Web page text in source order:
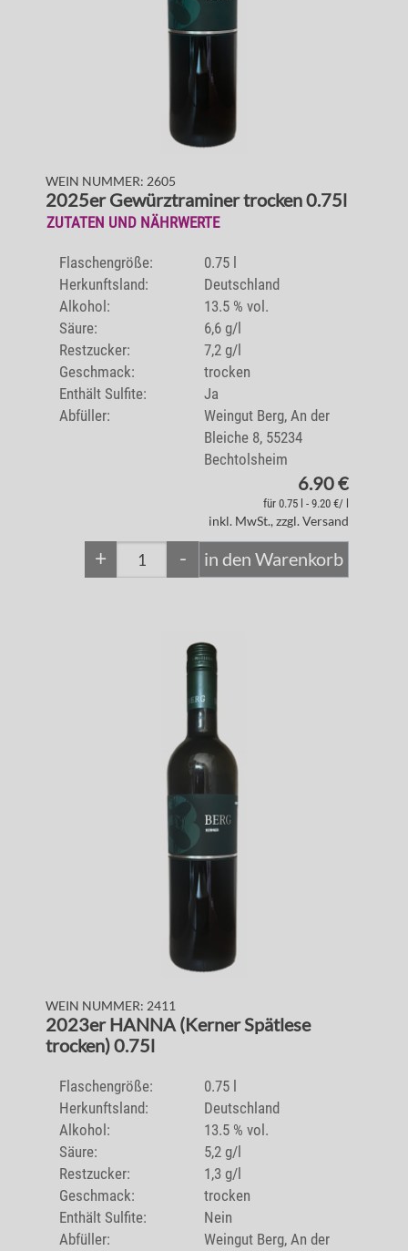
WEIN NUMMER: 2605
2025er Gewürztraminer trocken 0.75l
ZUTATEN UND NÄHRWERTE
Flaschengröße:
0.75 l
Herkunftsland:
Deutschland
Alkohol:
13.5 % vol.
Säure:
6,6 g/l
Restzucker:
7,2 g/l
Geschmack:
trocken
Enthält Sulfite:
Ja
Abfüller:
Weingut Berg, An der
Bleiche 8, 55234
Bechtolsheim
6.90 €
für 0.75 l - 9.20 €/ l
inkl. MwSt., zzgl. Versand
+ - in den Warenkorb
WEIN NUMMER: 2411
2023er HANNA (Kerner Spätlese
trocken) 0.75l
Flaschengröße:
0.75 l
Herkunftsland:
Deutschland
Alkohol:
13.5 % vol.
Säure:
5,2 g/l
Restzucker:
1,3 g/l
Geschmack:
trocken
Enthält Sulfite:
Nein
Abfüller:
Weingut Berg, An der